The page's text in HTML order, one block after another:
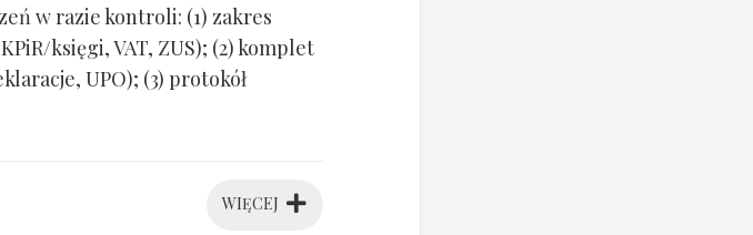
w razie kontroli: (1) zakres
księgi, VAT, ZUS); (2) komplet
UPO); (3) protokół
WIĘCEJ